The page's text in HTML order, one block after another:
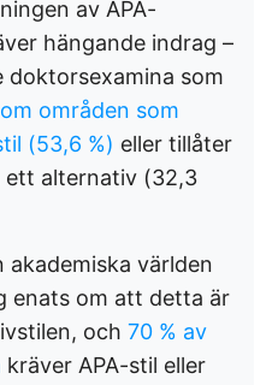
av APA-
hängande indrag –
doktorsexamina som
områden som
(53,6 %) eller tillåter
ett alternativ (32,3
akademiska världen
enats om att detta är
och 70 % av
kräver APA-stil eller